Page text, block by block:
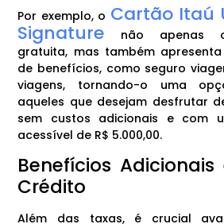
Por exemplo, o Cartão Itaú
Signature não apenas
gratuita, mas também
de benefícios, como seguro
viagens, tornando-o uma
aqueles que desejam desfrutar
sem custos adicionais e com
acessível de R$ 5.000,00.
Benefícios
Crédito
Além das taxas, é crucial